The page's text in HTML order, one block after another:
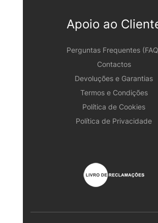
Apoio ao
Perguntas Frequentes
Contactos
Devoluções e Garantias
Termos e Condições
Política de Cookies
Política de Privacidade